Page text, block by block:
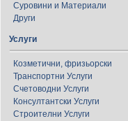
Суровини и Материали
Други
Услуги
Козметични, фризьорски
Транспортни Услуги
Счетоводни Услуги
Консултантски Услуги
Строителни Услуги